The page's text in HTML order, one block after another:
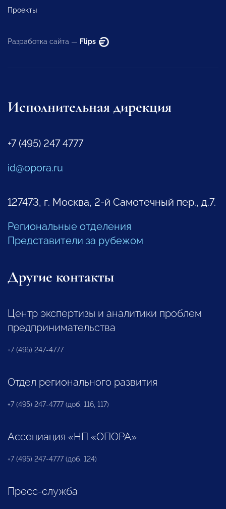
Проекты
Разработка сайта — Flips
Исполнительная дирекция
+7 (495) 247 4777
id@opora.ru
127473, г. Москва, 2-й Самотечный пер., д.7.
Региональные отделения
Представители за рубежом
Другие контакты
Центр экспертизы и аналитики проблем
предпринимательства
+7 (495) 247-4777
Отдел регионального развития
+7 (495) 247-4777 (доб. 116, 117)
Ассоциация «НП «ОПОРА»
+7 (495) 247-4777 (доб. 124)
Пресс-служба